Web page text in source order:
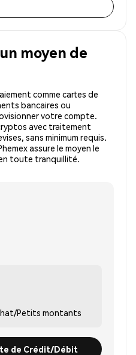
moyen de
comme cartes de
bancaires ou
votre compte.
avec traitement
sans minimum requis.
assure le moyen le
toute tranquillité.
Petits montants
de Crédit/Débit